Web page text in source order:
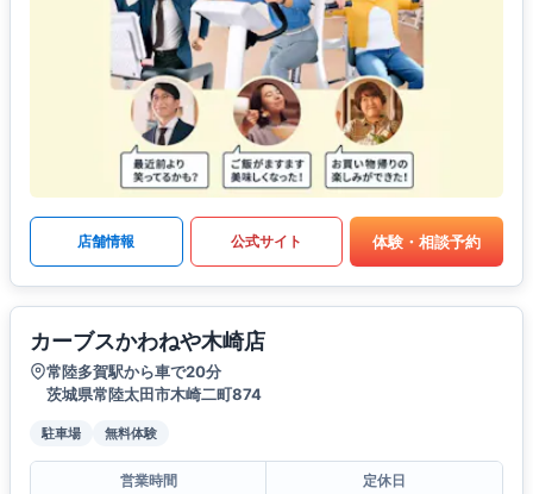
店舗情報 公式サイト 体験・相談予約
カーブスかわねや木崎店
常陸多賀駅から車で20分
茨城県常陸太田市木崎二町874
駐車場 無料体験
営業時間
定休日